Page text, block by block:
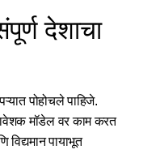
देशाचा
पोहोचले पाहिजे.
मॉडेल वर काम करत
विद्यमान पायाभूत